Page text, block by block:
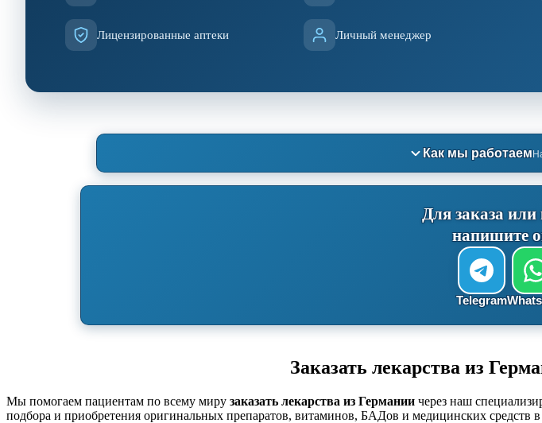
Лицензированные аптеки Личный менеджер
Как мы работаем
Для заказа
напишите
Telegram
Заказать лекарства из
Мы помогаем пациентам по всему миру заказать лекарства из Германии через наш
подбора и приобретения оригинальных препаратов, витаминов, БАДов и медицинских